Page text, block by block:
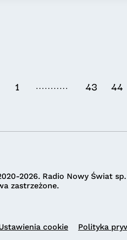
1 ........... 43 44
2026. Radio Nowy Świat
zastrzeżone.
cookie Polityka